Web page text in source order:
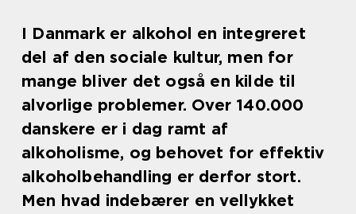
I Danmark er alkohol en integreret
del af den sociale kultur, men for
mange bliver det også en kilde til
alvorlige problemer. Over 140.000
danskere er i dag ramt af
alkoholisme, og behovet for effektiv
alkoholbehandling er derfor stort.
Men hvad indebærer en vellykket